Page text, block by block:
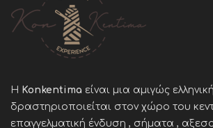
Η Konkentima είναι μια αμιγώς
δραστηριοποιείται στον χώρο του
επαγγελματική ένδυση , σήματα ,